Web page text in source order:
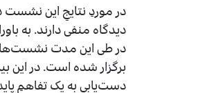
در موردِ نتایجِ این نشست
دیدگاه منفی دارند. به
در طی این مدت نشست‌های
برگزار شده است. در این
دست‌یابی به یک تفاهمِ